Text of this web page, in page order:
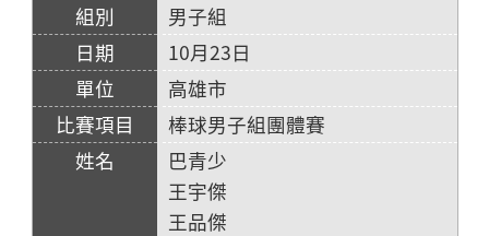
男子組
10月23日
高雄市
棒球男子組團體賽
巴青少
王宇傑
王品傑